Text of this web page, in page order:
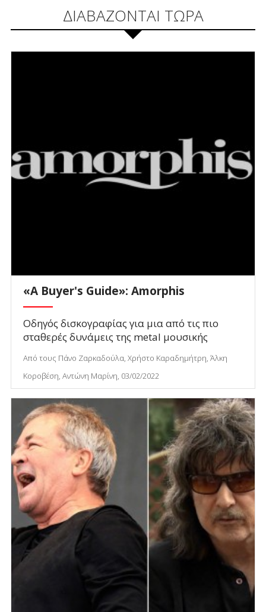
ΔΙΑΒΑΖΟΝΤΑΙ ΤΩΡΑ
«Α Buyer's Guide»: Amorphis
Οδηγός δισκογραφίας για μια από τις πιο
σταθερές δυνάμεις της metal μουσικής
Από τους Πάνο Ζαρκαδούλα, Χρήστο Καραδημήτρη, Άλκη
Κοροβέση, Αντώνη Μαρίνη, 03/02/2022